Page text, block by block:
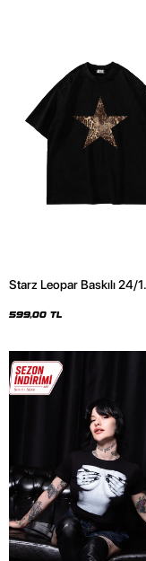
Starz Leopar Baskılı 24/1
599,00 TL